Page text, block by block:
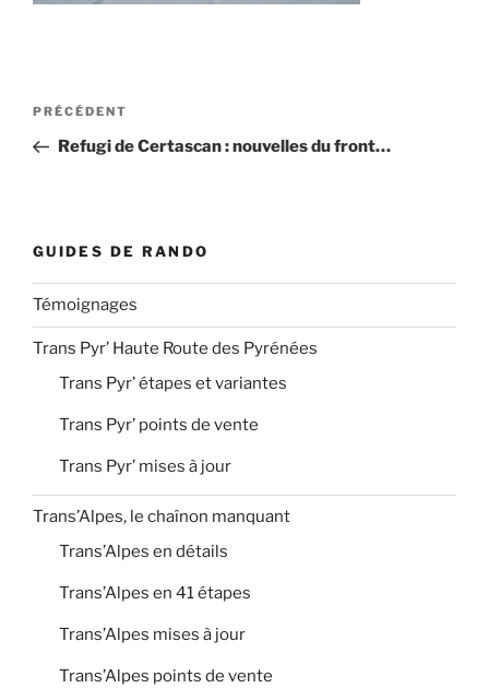
Navigation
l’article
Article
précédent
PRÉCÉDENT
Refugi de Certascan : nouvelles du front…
GUIDES DE RANDO
Témoignages
Trans Pyr’ Haute Route des Pyrénées
Trans Pyr’ étapes et variantes
Trans Pyr’ points de vente
Trans Pyr’ mises à jour
Trans’Alpes, le chaînon manquant
Trans’Alpes en détails
Trans’Alpes en 41 étapes
Trans’Alpes mises à jour
Trans’Alpes points de vente